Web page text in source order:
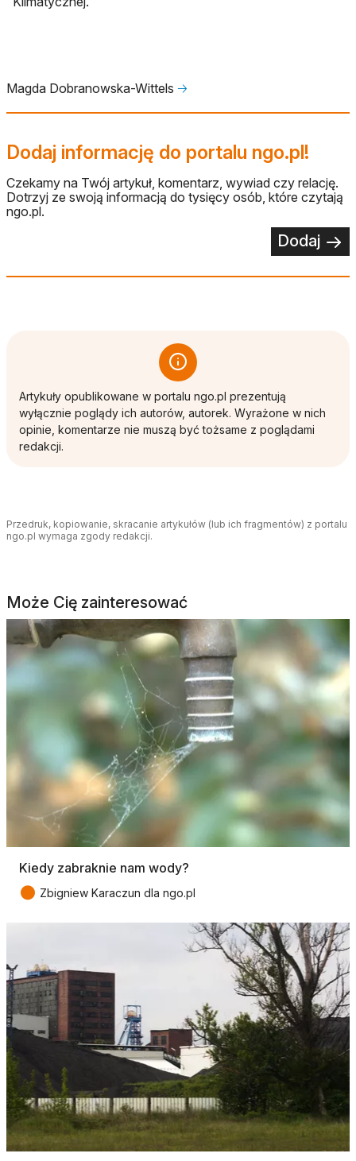
Magda Dobranowska-Wittels 🡢
Dodaj informację do portalu ngo.pl!
Czekamy na Twój artykuł, komentarz, wywiad czy relację.
Dotrzyj ze swoją informacją do tysięcy osób, które czytają
ngo.pl.
Dodaj
Artykuły opublikowane w portalu ngo.pl prezentują
wyłącznie poglądy ich autorów, autorek. Wyrażone w nich
opinie, komentarze nie muszą być tożsame z poglądami
redakcji.
Przedruk, kopiowanie, skracanie artykułów (lub ich fragmentów) z portalu
ngo.pl wymaga zgody redakcji.
Może Cię zainteresować
Kiedy zabraknie nam wody?
● Zbigniew Karaczun dla ngo.pl